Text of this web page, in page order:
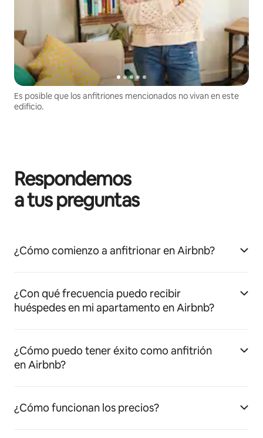
Es posible que los anfitriones mencionados no vivan en este
edificio.
Respondemos
a tus preguntas
¿Cómo comienzo a anfitrionar en Airbnb?
¿Con qué frecuencia puedo recibir
huéspedes en mi apartamento en Airbnb?
¿Cómo puedo tener éxito como anfitrión
en Airbnb?
¿Cómo funcionan los precios?